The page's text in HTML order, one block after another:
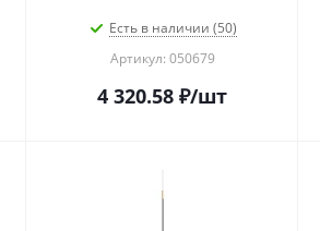
Есть в наличии (50)
Артикул: 050679
4 320.58 ₽/шт